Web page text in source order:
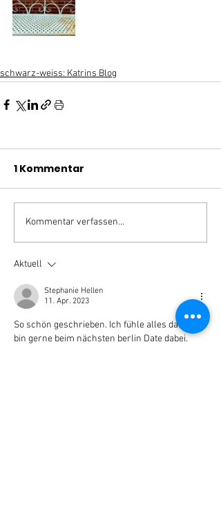
schwarz-weiss: Katrins Blog
1 Kommentar
Kommentar verfassen...
Aktuell
Stephanie Hellen
11. Apr. 2023
So schön geschrieben. Ich fühle alles daran ♥️
bin gerne beim nächsten berlin Date dabei.